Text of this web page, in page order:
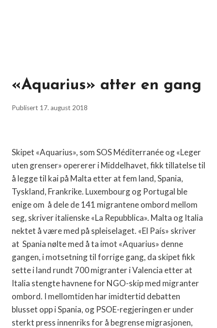
«Aquarius» atter en gang
Publisert 17. august 2018
Skipet «Aquarius», som SOS Méditerranée og «Leger
uten grenser» opererer i Middelhavet, fikk tillatelse til
å legge til kai på Malta etter at fem land, Spania,
Tyskland, Frankrike. Luxembourg og Portugal ble
enige om å dele de 141 migrantene ombord mellom
seg, skriver italienske «La Repubblica». Malta og Italia
nektet å være med på spleiselaget. «El País» skriver
at Spania nølte med å ta imot «Aquarius» denne
gangen, i motsetning til forrige gang, da skipet fikk
sette i land rundt 700 migranter i Valencia etter at
Italia stengte havnene for NGO-skip med migranter
ombord. I mellomtiden har imidtertid debatten
blusset opp i Spania, og PSOE-regjeringen er under
sterkt press innenriks for å begrense migrasjonen,